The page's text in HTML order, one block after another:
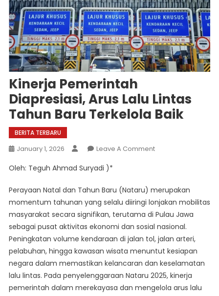
Kinerja Pemerintah
Diapresiasi, Arus Lalu Lintas
Tahun Baru Terkelola Baik
BERITA TERBARU
January 1, 2026 Leave A CommentOn
Arus
Lalu
Lintas
Tahun
Baru
Terkelola
Baik
Oleh: Teguh Ahmad Suryadi )*
Perayaan Natal dan Tahun Baru (Nataru) merupakan
momentum tahunan yang selalu diiringi lonjakan mobilitas
masyarakat secara signifikan, terutama di Pulau Jawa
sebagai pusat aktivitas ekonomi dan sosial nasional.
Peningkatan volume kendaraan di jalan tol, jalan arteri,
pelabuhan, hingga kawasan wisata menuntut kesiapan
negara dalam memastikan kelancaran dan keselamatan
lalu lintas. Pada penyelenggaraan Nataru 2025, kinerja
pemerintah dalam merekayasa dan mengelola arus lalu